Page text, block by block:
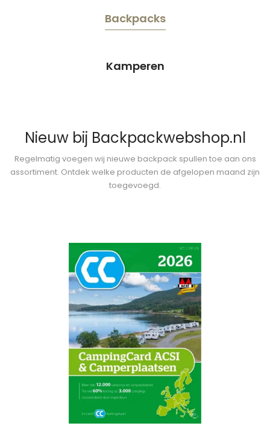
Backpacks
Kamperen
Nieuw bij Backpackwebshop.nl
Regelmatig voegen wij nieuwe backpack spullen toe aan ons
assortiment. Ontdek welke producten de afgelopen maand zijn
toegevoegd.